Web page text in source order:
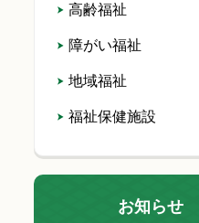
高齢福祉
障がい福祉
地域福祉
福祉保健施設
お知らせ